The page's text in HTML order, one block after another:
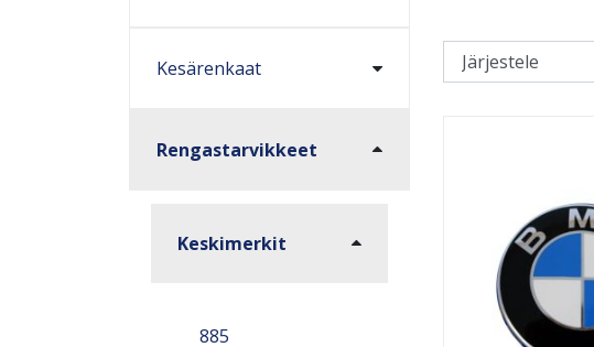
Kesärenkaat
Rengastarvikkeet
Keskimerkit
885